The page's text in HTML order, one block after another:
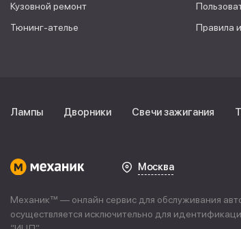
Кузовной ремонт
Тюнинг-ателье
Правила
Лампы Дворники Свечи зажигания
Москва
Механик™ — онлайн сервис для обслуживания
осуществляется исключительно для